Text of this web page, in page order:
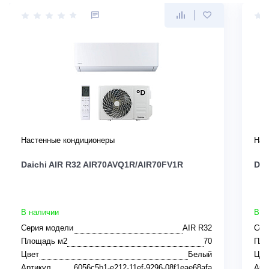
Настенные кондиционеры
Daichi AIR R32 AIR70AVQ1R/AIR70FV1R
В наличии
Серия модели
AIR R32
Площадь м2
70
Цвет
Белый
В